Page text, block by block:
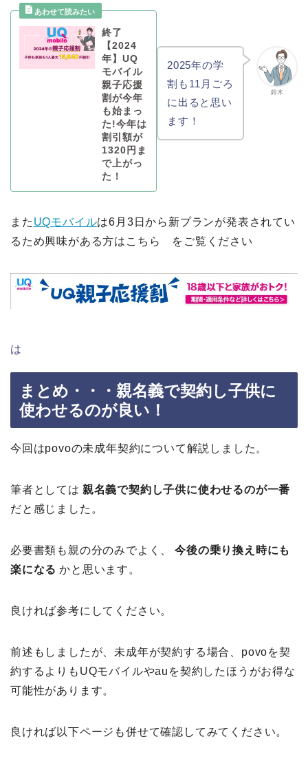
終了
【2024
年】UQ
モバイル
親子応援
割が今年
も始まっ
た!今年は
割引額が
1320円ま
で上がっ
た！
鈴木
2025年の学
割も11月ごろ
に出ると思い
ます！
また UQモバイルは6月3日から新プランが発表されてい
るため興味がある方はこちら をご覧ください
は
まとめ・・・親名義で契約し子供に
使わせるのが良い！
今回はpovoの未成年契約について解説しました。
筆者としては 親名義で契約し子供に使わせるのが一番
だと感じました。
必要書類も親の分のみでよく、
今後の乗り換え時にも
楽になる かと思います。
良ければ参考にしてください。
前述もしましたが、未成年が契約する場合、povoを契
約するよりもUQモバイルやauを契約したほうがお得な
可能性があります。
良ければ以下ページも併せて確認してみてください。